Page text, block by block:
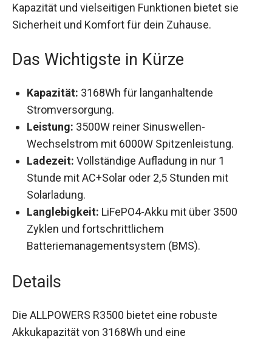
Kapazität und vielseitigen Funktionen bietet sie
Sicherheit und Komfort für dein Zuhause.
Das Wichtigste in Kürze
Kapazität: 3168Wh für langanhaltende
Stromversorgung.
Leistung: 3500W reiner Sinuswellen-
Wechselstrom mit 6000W Spitzenleistung.
Ladezeit: Vollständige Aufladung in nur 1
Stunde mit AC+Solar oder 2,5 Stunden mit
Solarladung.
Langlebigkeit: LiFePO4-Akku mit über 3500
Zyklen und fortschrittlichem
Batteriemanagementsystem (BMS).
Details
Die ALLPOWERS R3500 bietet eine robuste
Akkukapazität von 3168Wh und eine